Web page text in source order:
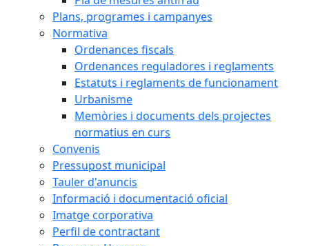
Plans, programes i campanyes
Normativa
Ordenances fiscals
Ordenances reguladores i reglaments
Estatuts i reglaments de funcionament
Urbanisme
Memòries i documents dels projectes
normatius en curs
Convenis
Pressupost municipal
Tauler d'anuncis
Informació i documentació oficial
Imatge corporativa
Perfil de contractant